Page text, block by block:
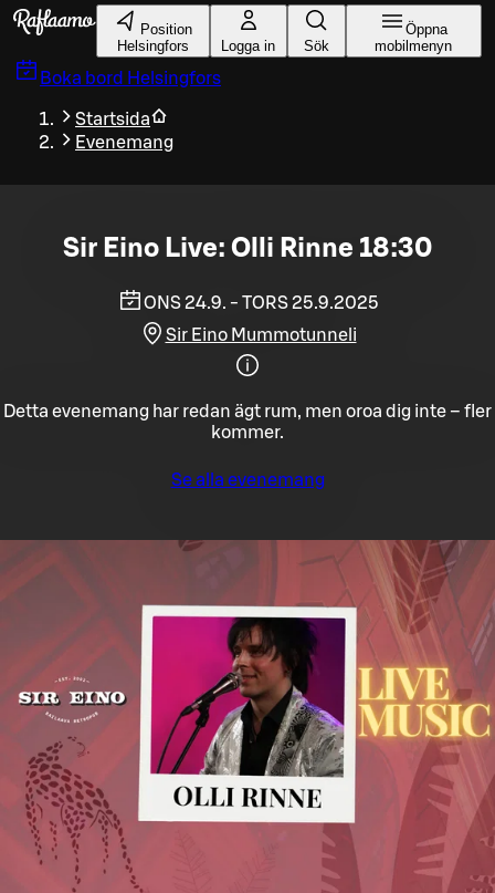
Gå till huvudinnehållet
Position
Helsingfors
Logga in Sök
Öppna
mobilmenyn
Boka bord Helsingfors
Startsida
Evenemang
Sir Eino Live: Olli Rinne 18:30
ONS 24.9. - TORS 25.9.2025
Sir Eino Mummotunneli
Detta evenemang har redan ägt rum, men oroa dig inte – fler
kommer.
Se alla evenemang